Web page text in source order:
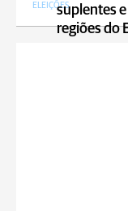
suplentes
regiões do
ELEIÇÕES